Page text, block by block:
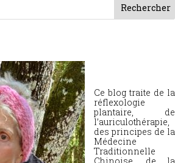
Ce blog traite de la
réflexologie
plantaire, de
l’auriculothérapie,
des principes de la
Médecine
Traditionnelle